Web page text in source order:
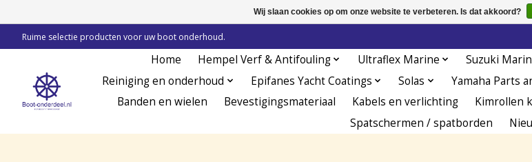
Ruime selectie producten voor uw boot onderhoud.
Home Hempel Verf & Antifouling Ultraflex Marine Suzuki
Reiniging en onderhoud
Epifanes Yacht Coatings Solas Yamaha Parts
Banden en wielen
Bevestigingsmateriaal Kabels en verlichting Kimrollen
Spatschermen / spatborden
Wij slaan cookies op om onze website te verbeteren. Is dat akkoord?